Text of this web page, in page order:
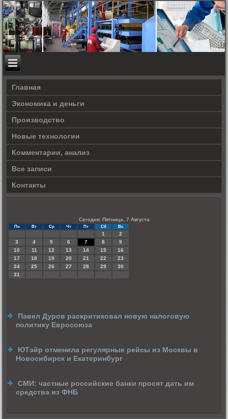
Главная
Экономика и деньги
Производство
Новые технологии
Комментарии, анализ
Все записи
Контакты
Сегодня: Пятница, 7 Августа
Пн Вт Ср Чт Пт Сб Вс
1
2
3
4 5 6 7 8
9
10
11 12 13 14 15
16
17
18 19 20 21 22
23
24
25 26 27 28 29
30
31
Павел Дуров раскритиковал новую налоговую
политику Евросоюза
ЮТэйр отменила регулярные рейсы из Москвы в
Новосибирск и Екатеринбург
СМИ: частные российские банки просят дать им
средства из ФНБ